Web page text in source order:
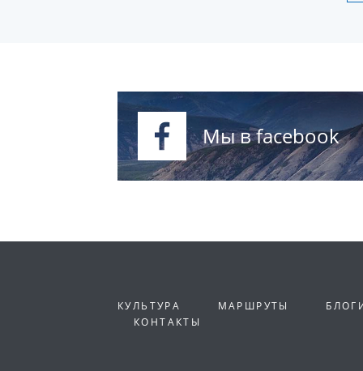
Мы в facebook
КУЛЬТУРА МАРШРУТЫ
КОНТАКТЫ